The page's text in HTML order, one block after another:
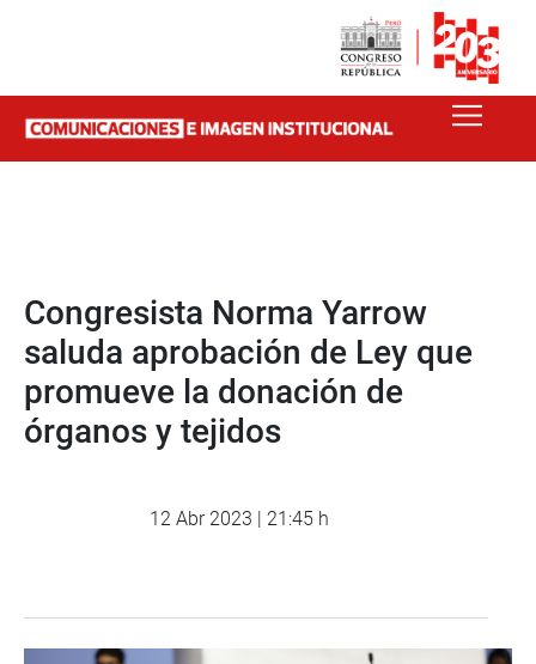
Congresista Norma Yarrow
saluda aprobación de Ley que
promueve la donación de
órganos y tejidos
12 Abr 2023 | 21:45 h